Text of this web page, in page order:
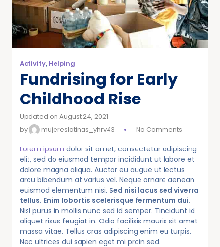
Activity, Helping
Fundrising for Early
Childhood Rise
Updated on August 24, 2021
by
mujereslatinas_yhrv43 No Comments
Lorem ipsum dolor sit amet, consectetur adipiscing
elit, sed do eiusmod tempor incididunt ut labore et
dolore magna aliqua. Auctor eu augue ut lectus
arcu bibendum at varius vel. Neque ornare aenean
euismod elementum nisi. Sed nisi lacus sed viverra
tellus. Enim lobortis scelerisque fermentum dui.
Nisl purus in mollis nunc sed id semper. Tincidunt id
aliquet risus feugiat in. Odio facilisis mauris sit amet
massa vitae. Tellus cras adipiscing enim eu turpis.
Nec ultrices dui sapien eget mi proin sed.